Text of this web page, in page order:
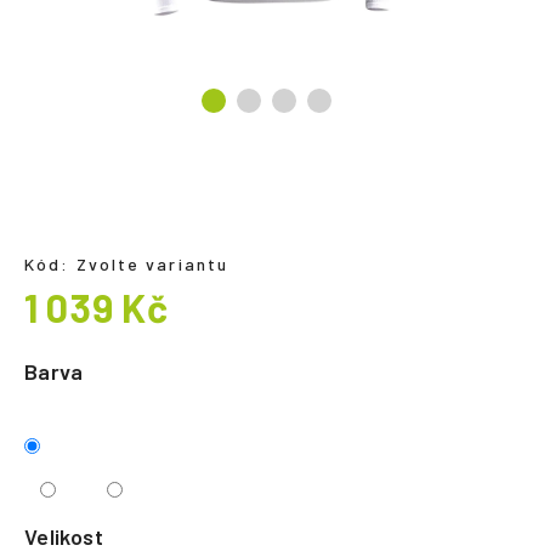
Barva
Velikost
Kód: Zvolte variantu
1 039 Kč
cena: